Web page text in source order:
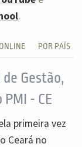
.
ONLINE POR PAÍS
de Gestão,
- CE
primeira vez
Ceará no